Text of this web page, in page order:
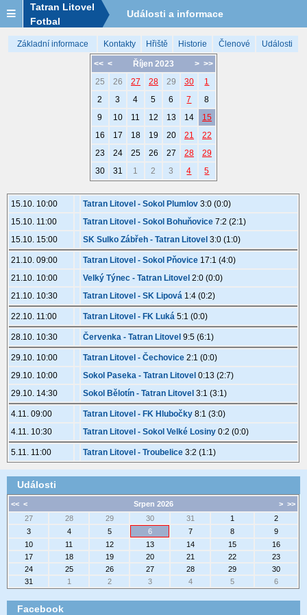
Tatran Litovel
Fotbal
Události a informace
Základní informace Kontakty Hřiště Historie Členové Události
<< < > >>
Říjen 2023
25
26 27 28 29 30
1
2
3 4 5 6 7
8
9
10 11 12 13 14
15
16
17 18 19 20 21
22
23
24 25 26 27 28
29
30
31 1 2 3 4 5
15.10. 10:00 Tatran Litovel - Sokol Plumlov 3:0 (0:0)
15.10. 11:00
Tatran Litovel - Sokol Bohuňovice 7:2 (2:1)
15.10. 15:00
SK Sulko Zábřeh - Tatran Litovel 3:0 (1:0)
21.10. 09:00 Tatran Litovel - Sokol Pňovice 17:1 (4:0)
21.10. 10:00
Velký Týnec - Tatran Litovel 2:0 (0:0)
21.10. 10:30
Tatran Litovel - SK Lipová 1:4 (0:2)
22.10. 11:00 Tatran Litovel - FK Luká 5:1 (0:0)
28.10. 10:30 Červenka - Tatran Litovel 9:5 (6:1)
29.10. 10:00 Tatran Litovel - Čechovice 2:1 (0:0)
29.10. 10:00
Sokol Paseka - Tatran Litovel 0:13 (2:7)
29.10. 14:30
Sokol Bělotín - Tatran Litovel 3:1 (3:1)
4.11. 09:00 Tatran Litovel - FK Hlubočky 8:1 (3:0)
4.11. 10:30
Tatran Litovel - Sokol Velké Losiny 0:2 (0:0)
5.11. 11:00 Tatran Litovel - Troubelice 3:2 (1:1)
Události
<< < > >>
Srpen 2026
27
28 29 30 31 1
2
3
4 5 6 7 8
9
10
11 12 13 14 15
16
17
18 19 20 21 22
23
24
25 26 27 28 29
30
31
1 2 3 4 5 6
Facebook